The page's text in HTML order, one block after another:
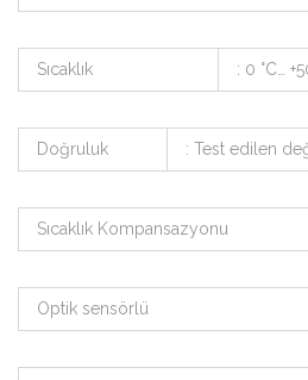
Sıcaklık : 0 °C…
Doğruluk : Test edilen
Sıcaklık Kompansazyonu
Optik sensörlü